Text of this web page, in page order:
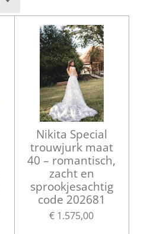
Nikita Special
trouwjurk maat
40 – romantisch,
zacht en
sprookjesachtig
code 202681
€ 1.575,00